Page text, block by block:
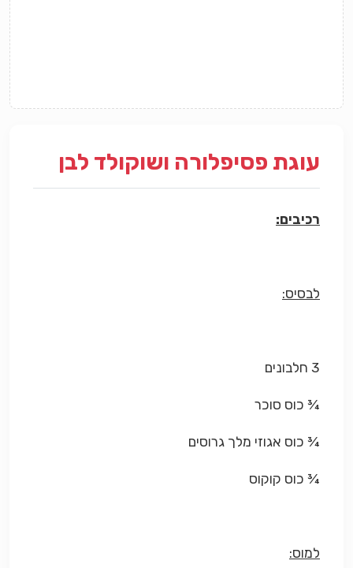
עוגת פסיפלורה ושוקולד לבן
רכיבים:
לבסיס:
3 חלבונים
¾ כוס סוכר
¾ כוס אגוזי מלך גרוסים
¾ כוס קוקוס
למוס: